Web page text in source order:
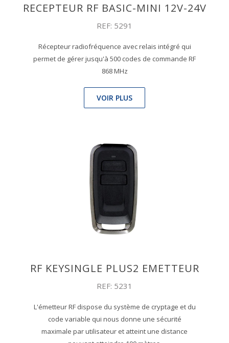
RECEPTEUR RF BASIC-MINI 12V-24V
REF: 5291
Récepteur radiofréquence avec relais intégré qui
permet de gérer jusqu'à 500 codes de commande RF
868 MHz
VOIR PLUS
RF KEYSINGLE PLUS2 EMETTEUR
REF: 5231
L'émetteur RF dispose du système de cryptage et du
code variable qui nous donne une sécurité
maximale par utilisateur et atteint une distance